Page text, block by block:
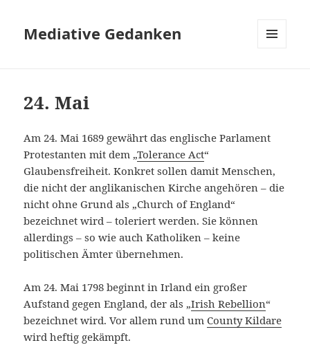
Mediative Gedanken
24. Mai
Am 24. Mai 1689 gewährt das englische Parlament
Protestanten mit dem „Tolerance Act“
Glaubensfreiheit. Konkret sollen damit Menschen,
die nicht der anglikanischen Kirche angehören – die
nicht ohne Grund als „Church of England“
bezeichnet wird – toleriert werden. Sie können
allerdings – so wie auch Katholiken – keine
politischen Ämter übernehmen.
Am 24. Mai 1798 beginnt in Irland ein großer
Aufstand gegen England, der als „Irish Rebellion“
bezeichnet wird. Vor allem rund um County Kildare
wird heftig gekämpft.